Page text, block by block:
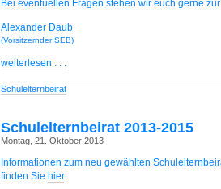
Bei eventuellen Fragen stehen wir euch gerne
Alexander Daub
(Vorsitzernder SEB)
weiterlesen . . .
Schulelternbeirat
Schulelternbeirat 2013-2015
Montag, 21. Oktober 2013
Informationen zum neu gewählten
finden Sie hier.